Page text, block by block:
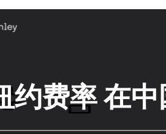
约费率 在